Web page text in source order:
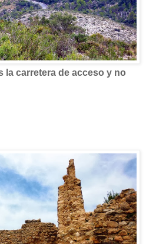
la carretera de acceso y no